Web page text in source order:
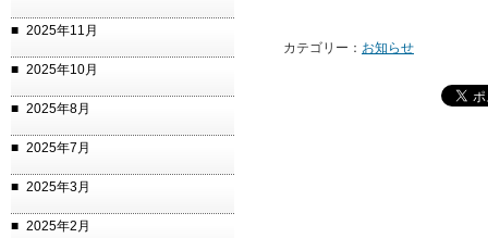
カテゴリー： お知らせ
2025年11月
2025年10月
2025年8月
2025年7月
2025年3月
2025年2月